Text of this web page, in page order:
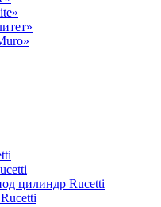
цилиндр Rucetti